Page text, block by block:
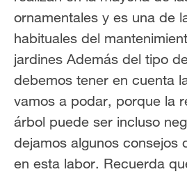
ornamentales y es una de
habituales del
jardines Además del tipo
debemos tener en cuenta
vamos a podar, porque la
árbol puede ser incluso
dejamos algunos consejos
en esta labor. Recuerda